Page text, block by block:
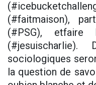
(#faitmaison),
(#PSG),
(#jesuischarlie).
sociologiques
la question de